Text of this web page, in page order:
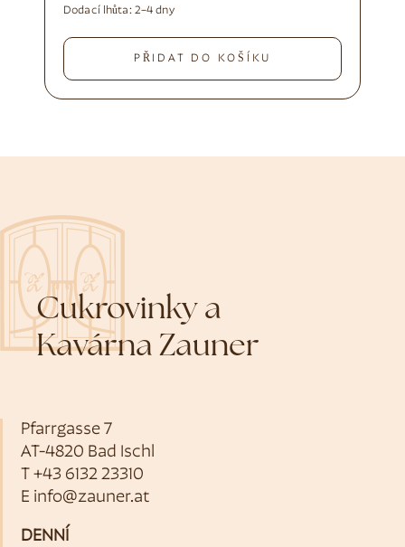
Dodací lhůta: 2–4 dny
PŘIDAT DO KOŠÍKU
Cukrovinky a
Kavárna Zauner
Pfarrgasse 7
AT-4820 Bad Ischl
T +43 6132 23310
E info@zauner.at
DENNÍ